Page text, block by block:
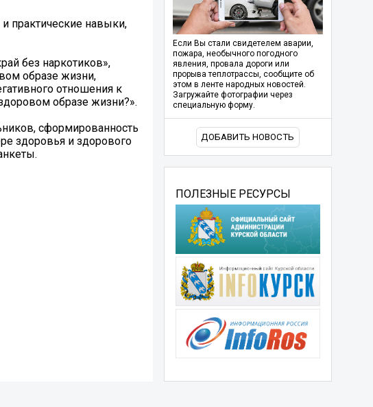
практические навыки,
без наркотиков»,
образе жизни,
отношения к
образе жизни?».
сформированность
здоровья и здорового
Если Вы стали свидетелем аварии,
пожара, необычного погодного
явления, провала дороги или
прорыва теплотрассы, сообщите об
этом в ленте народных новостей.
Загружайте фотографии через
специальную форму.
ДОБАВИТЬ НОВОСТЬ
ПОЛЕЗНЫЕ РЕСУРСЫ